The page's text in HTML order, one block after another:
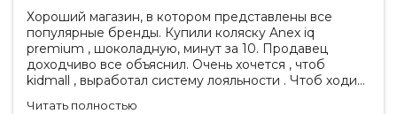
Хороший магазин, в котором представлены все
популярные бренды. Купили коляску Anex iq
premium , шоколадную, минут за 10. Продавец
доходчиво все объяснил. Очень хочется , чтоб
kidmall , выработал систему лояльности . Чтоб ходить
Читать полностью